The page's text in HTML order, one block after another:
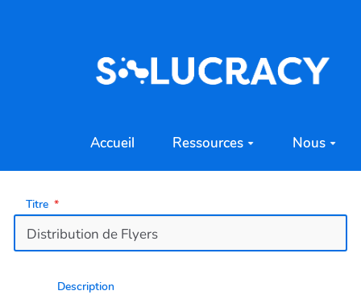
Accueil Ressources Nous
Titre
Description